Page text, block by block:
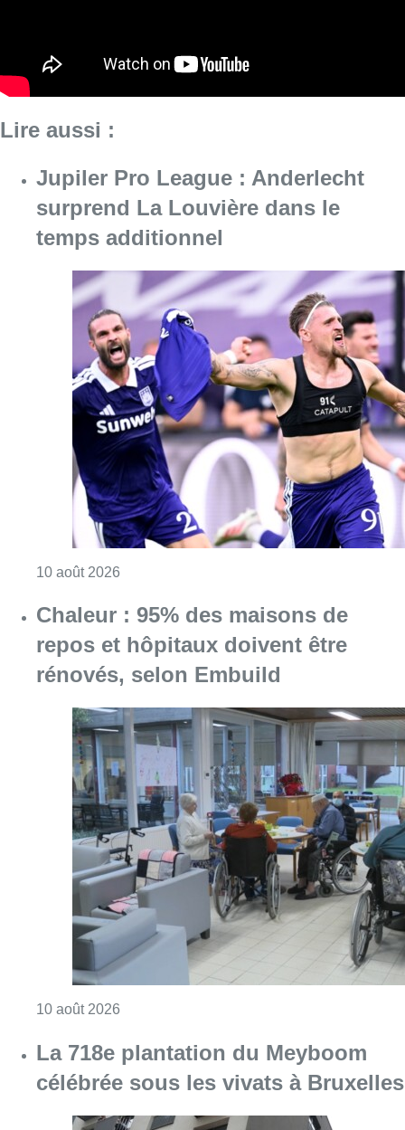
10 août 2026Consulter l'article "Jupiler Pro League :
Chaleur : 95% des maisons de
repos et hôpitaux doivent être
rénovés, selon Embuild
10 août 2026Consulter l'article "Chaleur : 95% des
La 718e plantation du Meyboom
célébrée sous les vivats à Bruxelles